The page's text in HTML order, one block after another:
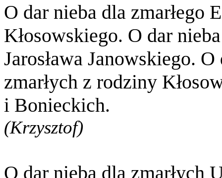
O dar nieba dla zmarłego
Kłosowskiego. O dar
Jarosława Janowskiego.
zmarłych z rodziny
i Bonieckich.
(Krzysztof)
O dar nieba dla zmarłych